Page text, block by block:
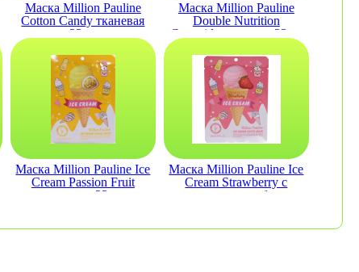
Маска Million Pauline
Cotton Candy тканевая
23мл
Маска Million Pauline
Double Nutrition
Ceramide тканевая 23мл
Маска Million Pauline Ice
Cream Passion Fruit
тканевая 23мл
Маска Million Pauline Ice
Cream Strawberry с
экстрактом клубники